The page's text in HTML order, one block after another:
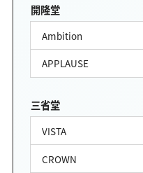
開隆堂
Ambition
APPLAUSE
三省堂
VISTA
CROWN